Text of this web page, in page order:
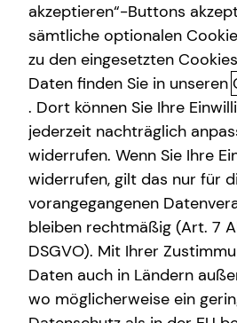
Betriebliche
Sie als Arbeitgeber
beachten sollten
Als Arbeitgeber sind Sie
betrieblichen Altersvorsorge
Vorgaben zu erfüllen. Dabei gilt es,
beachten:
Nachweisgesetz: Information
Unternehmen.
§ 4a BetrAVG / EU-
der erweiterten
Informationspflicht bei
akzeptieren“-Buttons
sämtliche optionalen
zu den eingesetzten
Daten finden Sie in unseren
. Dort können Sie Ihre
jederzeit nachträglich
widerrufen. Wenn Sie Ihre
widerrufen, gilt das nur für
vorangegangenen
bleiben rechtmäßig (Art. 7
DSGVO). Mit Ihrer
Daten auch in Ländern
wo möglicherweise ein